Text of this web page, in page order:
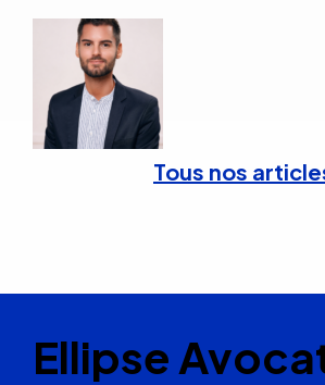
Tous nos
Ellipse